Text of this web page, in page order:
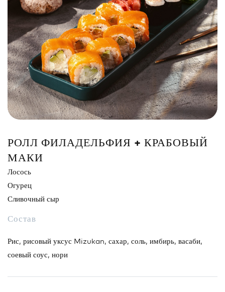
Сэндвич Нигири Маки
Поке и буррито Супы и салаты Напитки
РОЛЛ ФИЛАДЕЛЬФИЯ + КРАБОВЫЙ
МАКИ
Лосось
Огурец
Сливочный сыр
Состав
Рис, рисовый уксус Mizukan, сахар, соль, имбирь, васаби,
соевый соус, нори